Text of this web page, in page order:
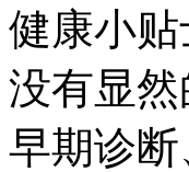
健康小
没有显
早期诊